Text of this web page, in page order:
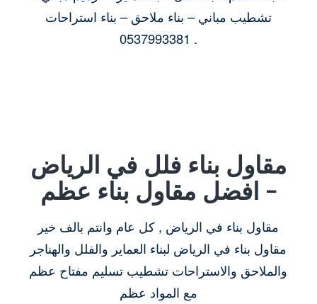
تشطيب مباني – بناء ملاحق – بناء استراحات
0537993381 .
مقاول بناء فلل في الرياض
– افضل مقاول بناء عظم
مقاول بناء في الرياض , كل عام وانتم بالف خير
مقاول بناء في الرياض لبناء العماير والفلل والهناجر
والملاحق والاستراحات تشطيب تسليم مفتاح عظم
مع المواد عظم